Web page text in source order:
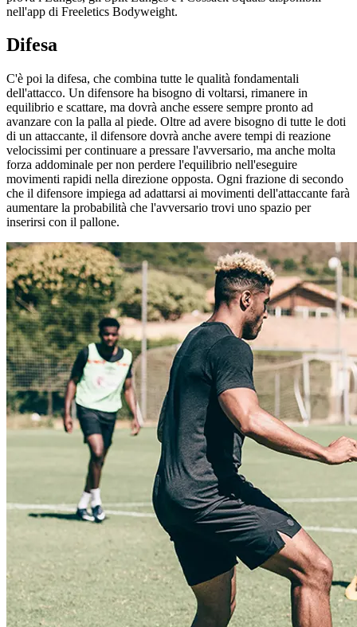
nell'app di Freeletics Bodyweight.
Difesa
C'è poi la difesa, che combina tutte le qualità fondamentali
dell'attacco. Un difensore ha bisogno di voltarsi, rimanere in
equilibrio e scattare, ma dovrà anche essere sempre pronto ad
avanzare con la palla al piede. Oltre ad avere bisogno di tutte le doti
di un attaccante, il difensore dovrà anche avere tempi di reazione
velocissimi per continuare a pressare l'avversario, ma anche molta
forza addominale per non perdere l'equilibrio nell'eseguire
movimenti rapidi nella direzione opposta. Ogni frazione di secondo
che il difensore impiega ad adattarsi ai movimenti dell'attaccante farà
aumentare la probabilità che l'avversario trovi uno spazio per
inserirsi con il pallone.